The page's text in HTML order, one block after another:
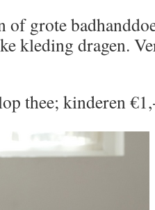
of grote
kleding dragen.
thee; kinderen